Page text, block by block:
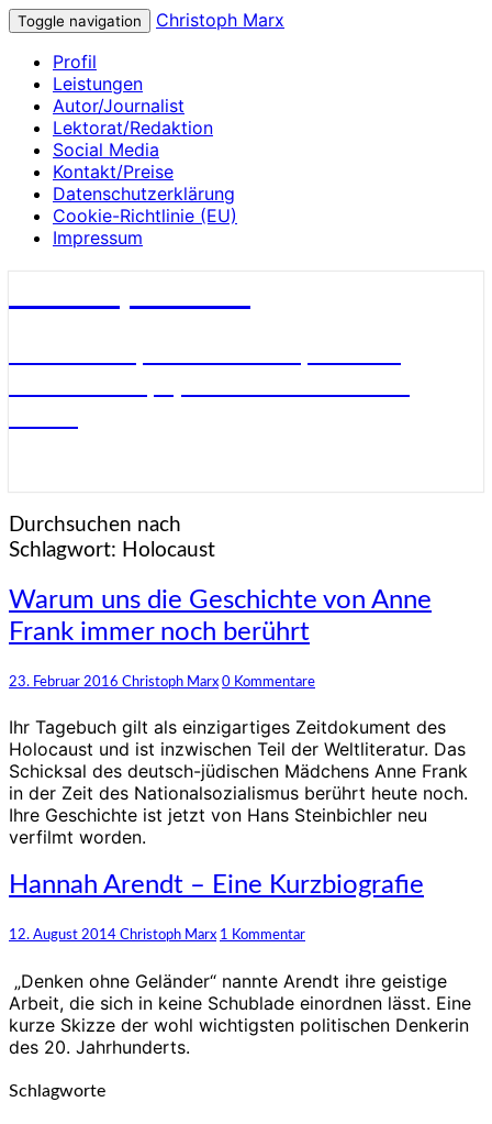
Toggle navigation
Christoph Marx
Profil
Leistungen
Autor/Journalist
Lektorat/Redaktion
Social Media
Kontakt/Preise
Datenschutzerklärung
Cookie-Richtlinie (EU)
Impressum
Durchsuchen nach
Schlagwort: Holocaust
Warum
uns
die
von
Frank
immer
noch
berührt
Warum uns die Geschichte von Anne
Frank immer noch berührt
23. Februar 2016 Christoph Marx Kommentare
0 Kommentare
Ihr Tagebuch gilt als einzigartiges Zeitdokument des
Holocaust und ist inzwischen Teil der Weltliteratur. Das
Schicksal des deutsch-jüdischen Mädchens Anne Frank
in der Zeit des Nationalsozialismus berührt heute noch.
Ihre Geschichte ist jetzt von Hans Steinbichler neu
verfilmt worden.
Hannah
Arendt
–
Eine
Hannah Arendt – Eine Kurzbiografie
12. August 2014 Christoph Marx Kommentare
1 Kommentar
„Denken ohne Geländer“ nannte Arendt ihre geistige
Arbeit, die sich in keine Schublade einordnen lässt. Eine
kurze Skizze der wohl wichtigsten politischen Denkerin
des 20. Jahrhunderts.
Schlagworte